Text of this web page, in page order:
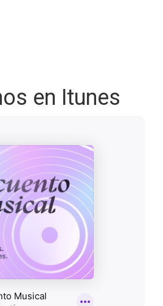
en Itunes